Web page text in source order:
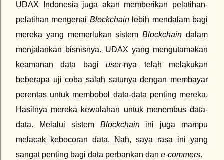
UDAX Indonesia juga akan memberikan pelatihan-
pelatihan mengenai Blockchainlebih mendalam bagi
mereka yang memerlukan sistemBlockchain dalam
menjalankan bisnisnya. UDAX yang mengutamakan
keamanan data bagiuser-nya telah melakukan
beberapa uji coba salah satunya dengan membayar
perentas untuk membobol data-data penting mereka.
Hasilnya mereka kewalahan untuk menembus data-
data. Melalui sistem Blockchainini juga mampu
melacak kebocoran data. Nah, saya rasa ini yang
sangat penting bagi data perbankan dan e-commers.